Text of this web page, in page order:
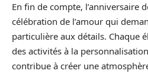
En fin de compte, l’anniversaire
célébration de l’amour qui
particulière aux détails. Chaque
des activités à la
contribue à créer une